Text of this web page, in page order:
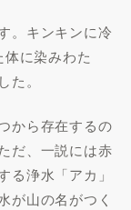
。キンキンに冷
に染みわた
。
から存在するの
だ、一説には赤
る浄水「アカ」
が山の名がつく